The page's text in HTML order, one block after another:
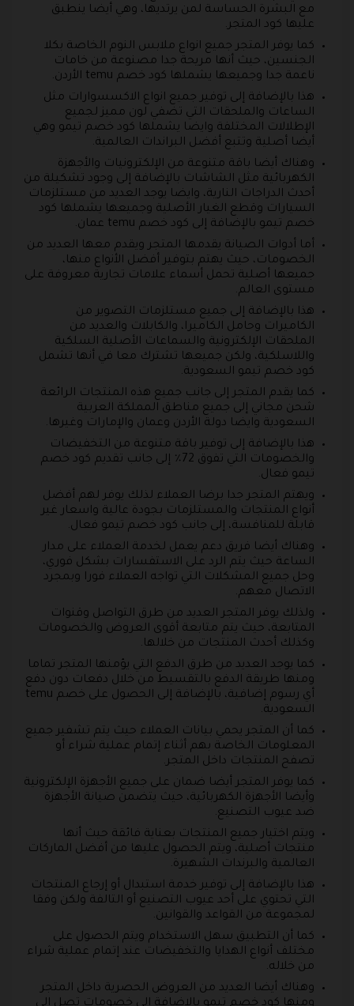
مع البشرة الحساسة لمن يرتديها، وهي أيضا ينطبق
عليها كود المتجر.
كما يوفر المتجر جميع انواع ملابس النوم الخاصة بكلا
الجنسين، حيث أنها مريحة جدا مصنوعة من خامات
ناعمة جدا وجميعها يشملها كود خصم temu الأردن.
هذا بالإضافة إلى توفير جميع انواع الاكسسوارات مثل
الساعات والملحقات التي تضفي لون مميز لجميع
الإطلالات المختلفة وايضا يشملها كود خصم تيمو وهي
أيضا أصلية وتتبع أفضل البراندات العالمية.
وهناك أيضا باقة متنوعة من الإلكترونيات والأجهزة
الكهربائية مثل الشاشات بالإضافة إلى وجود تشكيلة من
أحدث الدراجات النارية، وايضا يوجد العديد من مستلزمات
السيارات وقطع الغيار الأصلية وجميعها يشملها كود
خصم تيمو بالإضافة إلى كود خصم temu عمان.
أما أدوات الصيانة يقدمها المتجر ويقدم معها العديد من
الخصومات، حيث يهتم بتوفير أفضل الأنواع منها،
جميعها أصلية تحمل أسماء علامات تجارية معروفة على
مستوى العالم.
هذا بالإضافة إلى جميع مستلزمات التصوير من
الكاميرات وحامل الكاميرا، والكابلات والعديد من
الملحقات الإلكترونية والسماعات الأصلية السلكية
واللاسلكية، ولكن جميعها تشترك معا في أنها تشمل
كود خصم تيمو السعودية.
كما يقدم المتجر إلى جانب جميع هذه المنتجات الرائعة
شحن مجاني إلى جميع مناطق المملكة العربية
السعودية وايضا دولة الأردن وعمان والإمارات وغيرها.
هذا بالإضافة إلى توفير باقة متنوعة من التخفيضات
والخصومات التي تفوق 72٪ إلى جانب تقديم كود خصم
تيمو فعال.
ويهتم المتجر جدا برضا العملاء لذلك يوفر لهم أفضل
أنواع المنتجات والمستلزمات بجودة عالية واسعار غير
قابلة للمنافسة، إلى جانب كود خصم تيمو فعال.
وهناك أيضا فريق دعم يعمل لخدمة العملاء على مدار
الساعة حيث يتم الرد على الاستفسارات بشكل فوري،
وحل جميع المشكلات التي تواجه العملاء فورا وبمجرد
الاتصال معهم.
ولذلك يوفر المتجر العديد من طرق التواصل وقنوات
المتابعة، حيث يتم متابعة أقوى العروض والخصومات
وكذلك أحدث المنتجات من خلالها.
كما يوجد العديد من طرق الدفع التي يؤمنها المتجر تماما
ومنها طريقة الدفع بالتقسيط من خلال دفعات دون دفع
أي رسوم إضافية، بالإضافة إلى الحصول على خصم temu
السعودية.
كما أن المتجر يحمي بيانات العملاء حيث يتم تشفير جميع
المعلومات الخاصة بهم أثناء إتمام عملية شراء أو
تصفح المنتجات داخل المتجر.
كما يوفر المتجر أيضا ضمان على جميع الأجهزة الإلكترونية
وأيضا الأجهزة الكهربائية، حيث يتضمن صيانة الأجهزة
ضد عيوب التصنيع.
ويتم اختيار جميع المنتجات بعناية فائقة حيث أنها
منتجات أصلية، ويتم الحصول عليها من أفضل الماركات
العالمية والبرندات الشهيرة.
هذا بالإضافة إلى توفير خدمة استبدال أو إرجاع المنتجات
التي تحتوي على أحد عيوب التصنيع أو التالفة ولكن وفقا
لمجموعة من القواعد والقوانين.
كما أن التطبيق سهل الاستخدام ويتم الحصول على
مختلف أنواع الهدايا والتخفيضات عند إتمام عملية شراء
من خلاله.
وهناك أيضا العديد من العروض الحصرية داخل المتجر
ومنها كود خصم تيمو بالإضافة إلى خصومات تصل إلى